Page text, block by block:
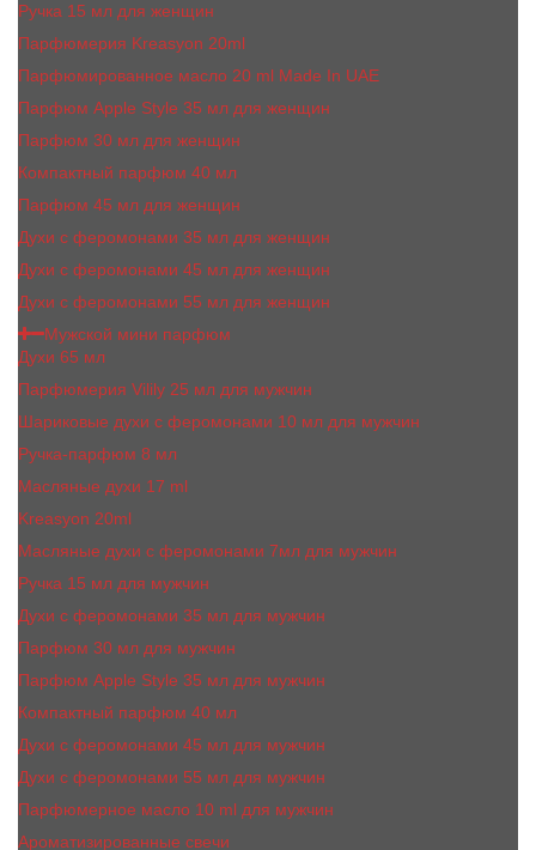
Ручка 15 мл для женщин
Парфюмерия Kreasyon 20ml
Парфюмированное масло 20 ml Made In UAE
Парфюм Apple Style 35 мл для женщин
Парфюм 30 мл для женщин
Компактный парфюм 40 мл
Парфюм 45 мл для женщин
Духи с феромонами 35 мл для женщин
Духи с феромонами 45 мл для женщин
Духи с феромонами 55 мл для женщин
Мужской мини парфюм
Духи 65 мл
Парфюмерия Vilily 25 мл для мужчин
Шариковые духи с феромонами 10 мл для мужчин
Ручка-парфюм 8 мл
Масляные духи 17 ml
Kreasyon 20ml
Масляные духи c феромонами 7мл для мужчин
Ручка 15 мл для мужчин
Духи с феромонами 35 мл для мужчин
Парфюм 30 мл для мужчин
Парфюм Apple Style 35 мл для мужчин
Компактный парфюм 40 мл
Духи с феромонами 45 мл для мужчин
Духи с феромонами 55 мл для мужчин
Парфюмерное масло 10 ml для мужчин
Ароматизированные свечи